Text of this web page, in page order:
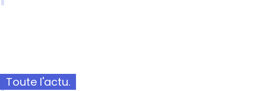
Toute l'actu.